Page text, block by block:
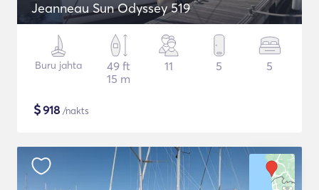
Jeanneau Sun Odyssey 519
Buru jahta
49 ft
15 m
11 5 5
$918 /nakts